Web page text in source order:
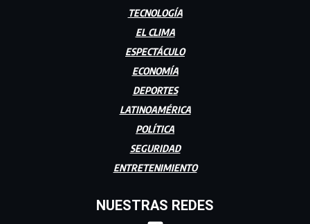
TECNOLOGÍA
EL CLIMA
ESPECTÁCULO
ECONOMÍA
DEPORTES
LATINOAMÉRICA
POLÍTICA
SEGURIDAD
ENTRETENIMIENTO
NUESTRAS REDES